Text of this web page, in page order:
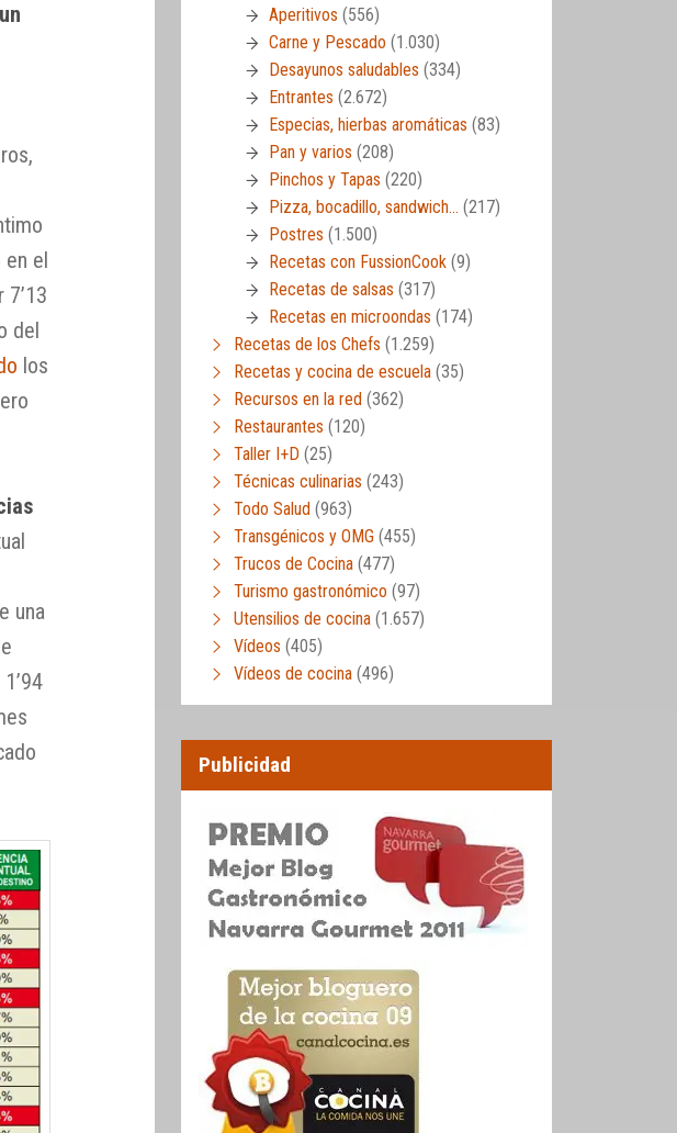
en el
del
los
una
Aperitivos (556)
Carne y Pescado (1.030)
Desayunos saludables (334)
Entrantes (2.672)
Especias, hierbas aromáticas (83)
Pan y varios (208)
Pinchos y Tapas (220)
Pizza, bocadillo, sandwich… (217)
Postres (1.500)
Recetas con FussionCook (9)
Recetas de salsas (317)
Recetas en microondas (174)
Recetas de los Chefs (1.259)
Recetas y cocina de escuela (35)
Recursos en la red (362)
Restaurantes (120)
Taller I+D (25)
Técnicas culinarias (243)
Todo Salud (963)
Transgénicos y OMG (455)
Trucos de Cocina (477)
Turismo gastronómico (97)
Utensilios de cocina (1.657)
Vídeos (405)
Vídeos de cocina (496)
Publicidad